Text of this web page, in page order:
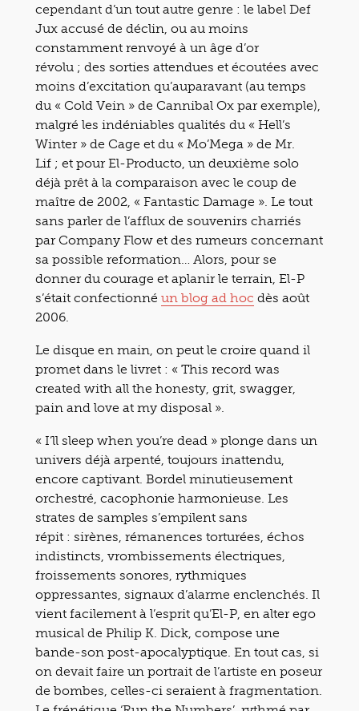
cependant d’un tout autre genre : le label Def
Jux accusé de déclin, ou au moins
constamment renvoyé à un âge d’or
révolu ; des sorties attendues et écoutées avec
moins d’excitation qu’auparavant (au temps
du « Cold Vein » de Cannibal Ox par exemple),
malgré les indéniables qualités du « Hell’s
Winter » de Cage et du « Mo’Mega » de Mr.
Lif ; et pour El-Producto, un deuxième solo
déjà prêt à la comparaison avec le coup de
maître de 2002, « Fantastic Damage ». Le tout
sans parler de l’afflux de souvenirs charriés
par Company Flow et des rumeurs concernant
sa possible reformation… Alors, pour se
donner du courage et aplanir le terrain, El-P
s’était confectionné un blog ad hoc dès août
2006.
Le disque en main, on peut le croire quand il
promet dans le livret : « This record was
created with all the honesty, grit, swagger,
pain and love at my disposal ».
« I’ll sleep when you’re dead » plonge dans un
univers déjà arpenté, toujours inattendu,
encore captivant. Bordel minutieusement
orchestré, cacophonie harmonieuse. Les
strates de samples s’empilent sans
répit : sirènes, rémanences torturées, échos
indistincts, vrombissements électriques,
froissements sonores, rythmiques
oppressantes, signaux d’alarme enclenchés. Il
vient facilement à l’esprit qu’El-P, en alter ego
musical de Philip K. Dick, compose une
bande-son post-apocalyptique. En tout cas, si
on devait faire un portrait de l’artiste en poseur
de bombes, celles-ci seraient à fragmentation.